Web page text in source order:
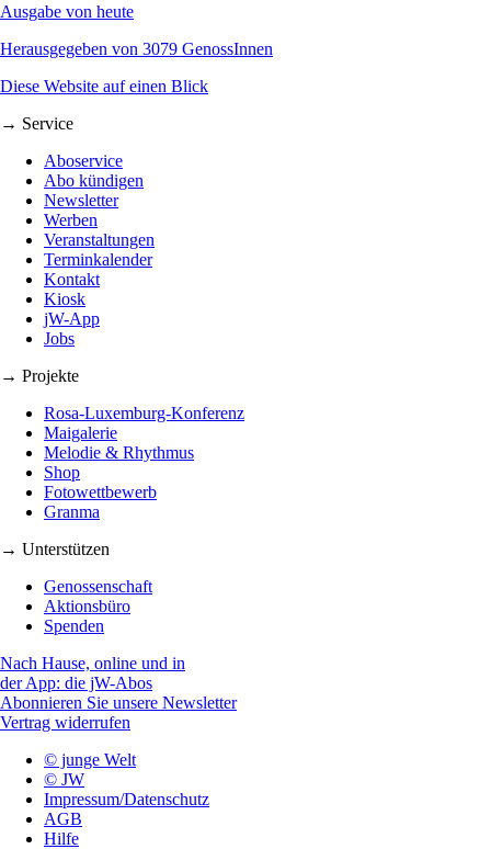
Ausgabe von heute
Herausgegeben von 3079 GenossInnen
Diese Website auf einen Blick
→ Service
Aboservice
Abo kündigen
Newsletter
Werben
Veranstaltungen
Terminkalender
Kontakt
Kiosk
jW-App
Jobs
→ Projekte
Rosa-Luxemburg-Konferenz
Maigalerie
Melodie & Rhythmus
Shop
Fotowettbewerb
Granma
→ Unterstützen
Genossenschaft
Aktionsbüro
Spenden
Nach Hause, online und in
der App: die jW-Abos
Abonnieren Sie unsere Newsletter
Vertrag widerrufen
© junge Welt
© JW
Impressum/Datenschutz
AGB
Hilfe